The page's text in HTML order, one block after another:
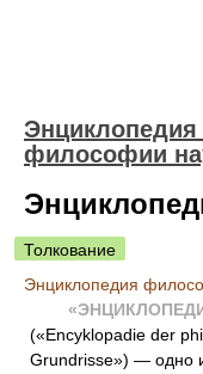
Энциклопедия
философии
Толкование
Энциклопедия
(«Encyklopadie der
Grundrisse») — одно